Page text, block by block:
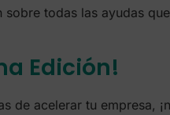
todas las ayudas
Edición!
de acelerar tu empresa,